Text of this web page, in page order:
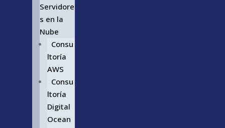
Servidore
s en la
Nube
Consu
ltoría
AWS
Consu
ltoría
Digital
Ocean